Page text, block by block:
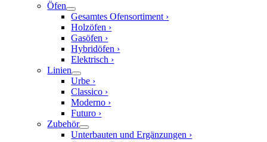
Öfen
Gesamtes Ofensortiment ›
Holzöfen ›
Gasöfen ›
Hybridöfen ›
Elektrisch ›
Linien
Urbe ›
Classico ›
Moderno ›
Futuro ›
Zubehör
Unterbauten und Ergänzungen ›